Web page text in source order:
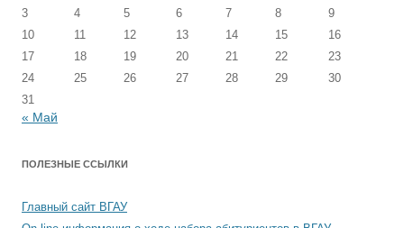
3
4 5 6 7 8
9
10
11 12 13 14 15
16
17
18 19 20 21 22
23
24
25 26 27 28 29
30
31
« Май
ПОЛЕЗНЫЕ ССЫЛКИ
Главный сайт ВГАУ